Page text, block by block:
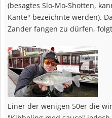
(besagtes Slo-Mo-Shotten,
Kante" bezeichnte werden).
Zander fangen zu dürfen,
Einer der wenigen 50er die